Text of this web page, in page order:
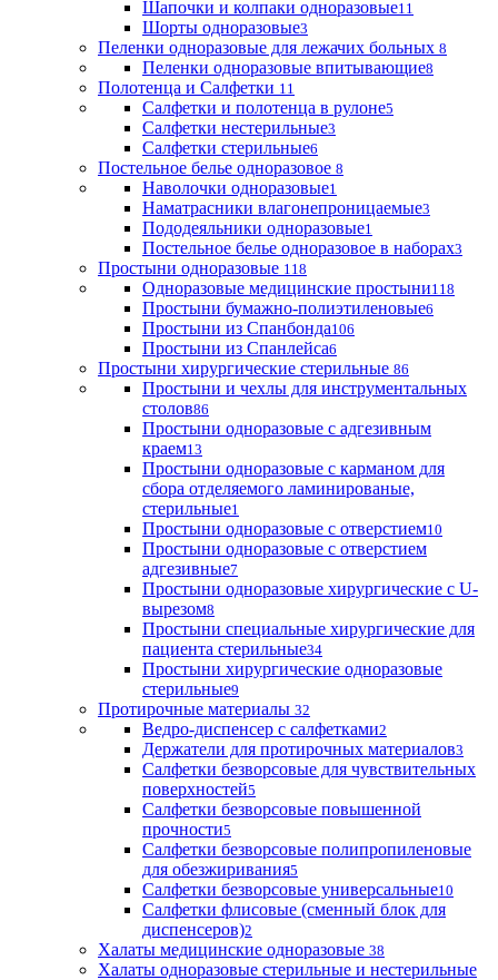
Шапочки и колпаки одноразовые11
Шорты одноразовые3
Пеленки одноразовые для лежачих больных 8
Пеленки одноразовые впитывающие8
Полотенца и Салфетки 11
Салфетки и полотенца в рулоне5
Салфетки нестерильные3
Салфетки стерильные6
Постельное белье одноразовое 8
Наволочки одноразовые1
Наматрасники влагонепроницаемые3
Пододеяльники одноразовые1
Постельное белье одноразовое в наборах3
Простыни одноразовые 118
Одноразовые медицинские простыни118
Простыни бумажно-полиэтиленовые6
Простыни из Спанбонда106
Простыни из Спанлейса6
Простыни хирургические стерильные 86
Простыни и чехлы для инструментальных
столов86
Простыни одноразовые с адгезивным
краем13
Простыни одноразовые с карманом для
сбора отделяемого ламинированые,
стерильные1
Простыни одноразовые с отверстием10
Простыни одноразовые с отверстием
адгезивные7
Простыни одноразовые хирургические с U-
вырезом8
Простыни специальные хирургические для
пациента стерильные34
Простыни хирургические одноразовые
стерильные9
Протирочные материалы 32
Ведро-диспенсер с салфетками2
Держатели для протирочных материалов3
Салфетки безворсовые для чувствительных
поверхностей5
Салфетки безворсовые повышенной
прочности5
Салфетки безворсовые полипропиленовые
для обезжиривания5
Салфетки безворсовые универсальные10
Салфетки флисовые (сменный блок для
диспенсеров)2
Халаты медицинские одноразовые 38
Халаты одноразовые стерильные и нестерильные